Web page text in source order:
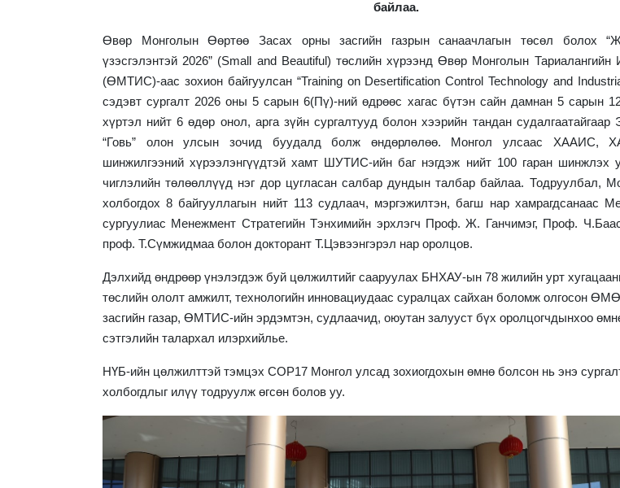
байлаа.
Өвөр Монголын Өөртөө Засах орны засгийн газрын санаачлагын төсөл болох
үзэсгэлэнтэй 2026” (Small and Beautiful) төслийн хүрээнд Өвөр Монголын Тариалангийн
(ӨМТИС)-аас зохион байгуулсан “Training on Desertification Control Technology and
сэдэвт сургалт 2026 оны 5 сарын 6(Пү)-ний өдрөөс хагас бүтэн сайн дамнан 5 сарын
хүртэл нийт 6 өдөр онол, арга зүйн сургалтууд болон хээрийн тандан судалгаатайгаар
“Говь” олон улсын зочид буудалд болж өндөрлөлөө. Монгол улсаас ХААИС,
шинжилгээний хүрээлэнгүүдтэй хамт ШУТИС-ийн баг нэгдэж нийт 100 гаран шинжлэх
чиглэлийн төлөөллүүд нэг дор цугласан салбар дундын талбар байлаа. Тодруулбал,
холбогдох 8 байгууллагын нийт 113 судлаач, мэргэжилтэн, багш нар хамрагдсанаас
сургуулиас Менежмент Стратегийн Тэнхимийн эрхлэгч Проф. Ж. Ганчимэг, Проф.
проф. Т.Сүмжидмаа болон докторант Т.Цэвээнгэрэл нар оролцов.
Дэлхийд өндрөөр үнэлэгдэж буй цөлжилтийг сааруулах БНХАУ-ын 78 жилийн урт
төслийн ололт амжилт, технологийн инновациудаас суралцах сайхан боломж олгосон
засгийн газар, ӨМТИС-ийн эрдэмтэн, судлаачид, оюутан залууст бүх оролцогчдынхоо
сэтгэлийн талархал илэрхийлье.
НҮБ-ийн цөлжилттэй тэмцэх COP17 Монгол улсад зохиогдохын өмнө болсон нь энэ
холбогдлыг илүү тодруулж өгсөн болов уу.